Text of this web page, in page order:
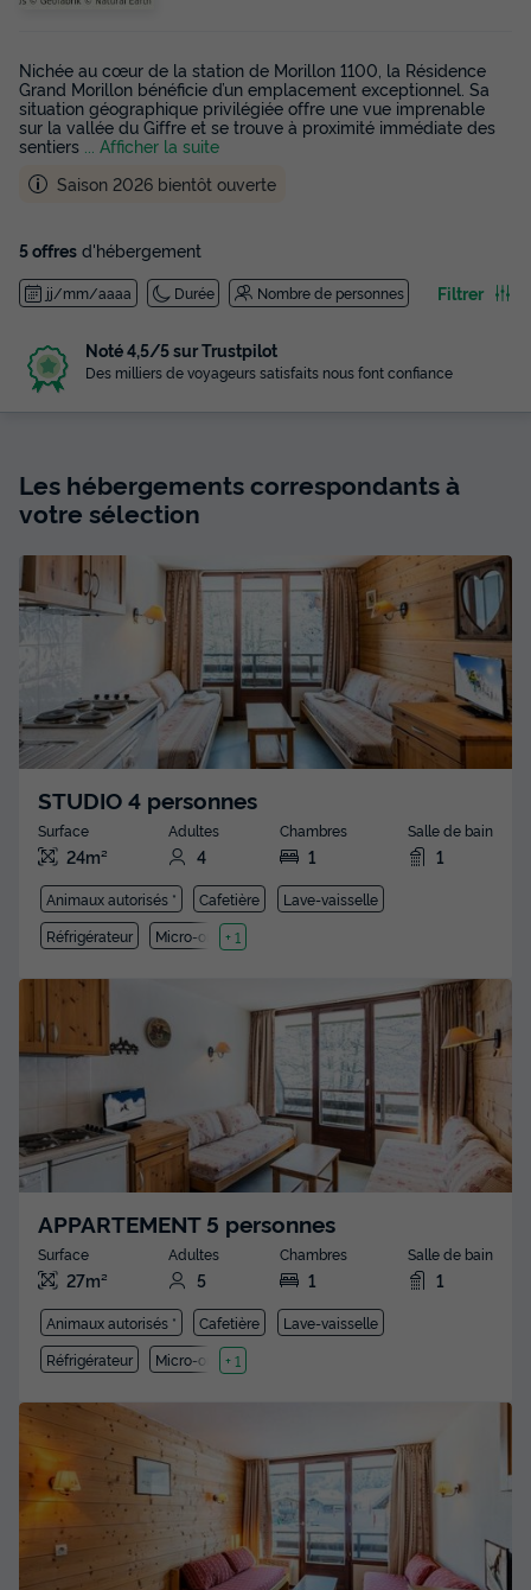
Nichée au cœur de la station de Morillon 1100, la Résidence
Grand Morillon bénéficie d’un emplacement exceptionnel. Sa
situation géographique privilégiée offre une vue imprenable
sur la vallée du Giffre et se trouve à proximité immédiate des
sentiers
... Afficher la suite
Saison 2026 bientôt ouverte
5 offres d'hébergement
jj/mm/aaaa Durée Nombre de personnes Filtrer
Noté 4,5/5 sur Trustpilot
Des milliers de voyageurs satisfaits nous font confiance
Les hébergements correspondants à
votre sélection
STUDIO 4 personnes
Surface
24m²
Adultes
4
Chambres
1
Salle de bain
1
Animaux autorisés * Cafetière
Lave-vaisselle
Réfrigérateur
Micro-ondes
+ 1
APPARTEMENT 5 personnes
Surface
27m²
Adultes
5
Chambres
1
Salle de bain
1
Animaux autorisés * Cafetière
Lave-vaisselle
Réfrigérateur
Micro-ondes
+ 1